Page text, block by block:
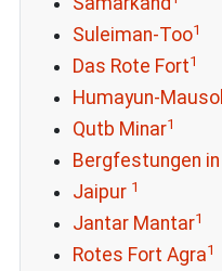
Suleiman-Too1
Das Rote Fort1
Humayun-
Qutb Minar1
Bergfestungen
Jaipur 1
Jantar Mantar1
Rotes Fort Agra1